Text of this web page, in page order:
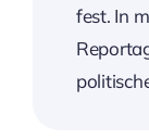
fest. In